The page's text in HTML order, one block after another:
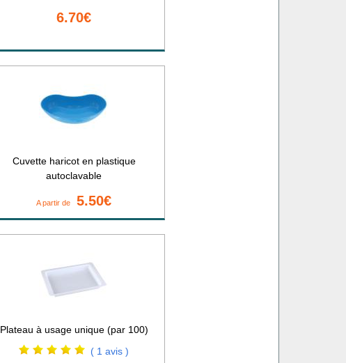
6.70€
Cuvette haricot en plastique
autoclavable
A partir de 5.50€
Plateau à usage unique (par 100)
( 1 avis )